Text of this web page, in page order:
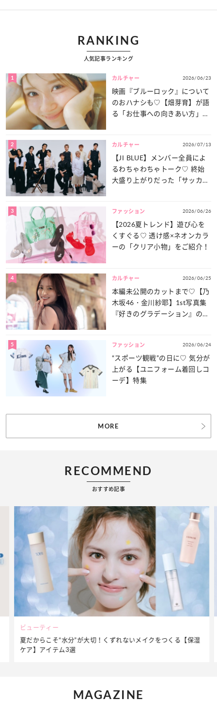
RANKING
人気記事ランキング
1 カルチャー 2026/06/23
映画『ブルーロック』について
のおハナシも♡【畑芽育】が語
る「お仕事への向きあい方」と
2 カルチャー 2026/07/13
【JI BLUE】メンバー全員によ
るわちゃわちゃトーク♡ 終始
大盛り上がりだった「サッカー
3 ファッション 2026/06/26
【2026夏トレンド】遊び心を
くすぐる♡ 透け感×ネオンカラ
ーの「クリア小物」をご紹介！
4 カルチャー 2026/06/25
本編未公開のカットまで♡【乃
木坂46・金川紗耶】1st写真集
『好きのグラデーション』の魅
5 ファッション 2026/06/24
“スポーツ観戦”の日に♡ 気分が
上がる【ユニフォーム着回しコ
ーデ】特集
MORE
RECOMMEND
おすすめ記事
ビューティー
夏だからこそ“水分”が大切！くずれないメイクをつくる【保湿
ケア】アイテム3選
MAGAZINE